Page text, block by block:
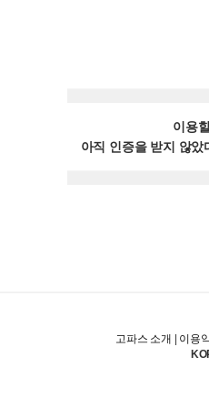
이용
아직 인증을 받지 않
고파스 소개
이용